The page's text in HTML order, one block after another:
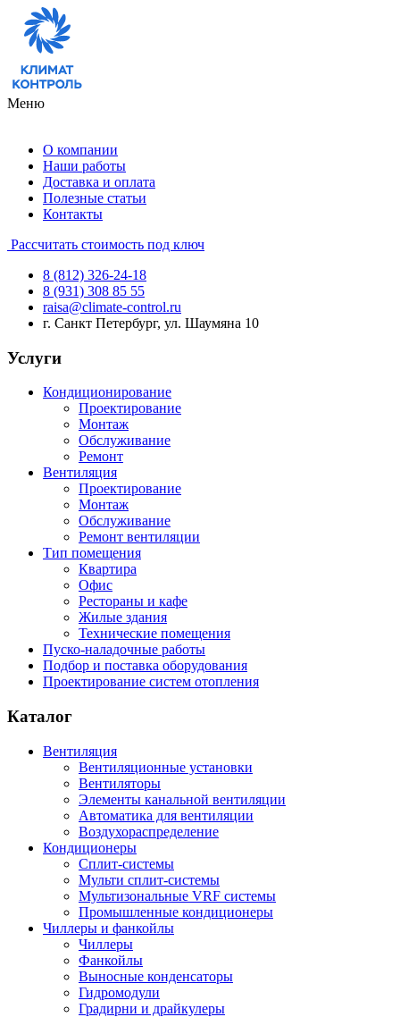
Меню
О компании
Наши работы
Доставка и оплата
Полезные статьи
Контакты
Рассчитать стоимость под ключ
8 (812) 326-24-18
8 (931) 308 85 55
raisa@climate-control.ru
г. Санкт Петербург, ул. Шаумяна 10
Услуги
Кондиционирование
Проектирование
Монтаж
Обслуживание
Ремонт
Вентиляция
Проектирование
Монтаж
Обслуживание
Ремонт вентиляции
Тип помещения
Квартира
Офис
Рестораны и кафе
Жилые здания
Технические помещения
Пуско-наладочные работы
Подбор и поставка оборудования
Проектирование систем отопления
Каталог
Вентиляция
Вентиляционные установки
Вентиляторы
Элементы канальной вентиляции
Автоматика для вентиляции
Воздухораспределение
Кондиционеры
Сплит-системы
Мульти сплит-системы
Мультизональные VRF системы
Промышленные кондиционеры
Чиллеры и фанкойлы
Чиллеры
Фанкойлы
Выносные конденсаторы
Гидромодули
Градирни и драйкулеры